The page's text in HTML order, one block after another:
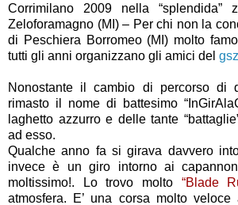
Corrimilano 2009 nella “splendida”
Zeloforamagno (MI) – Per chi non la
di Peschiera Borromeo (MI) molto
tutti gli anni organizzano gli amici del
Nonostante il cambio di percorso di
rimasto il nome di battesimo
laghetto azzurro e delle tante
ad esso.
Qualche anno fa si girava davvero
invece è un giro intorno ai
moltissimo!. Lo trovo molto “Blade
atmosfera. E’ una corsa molto